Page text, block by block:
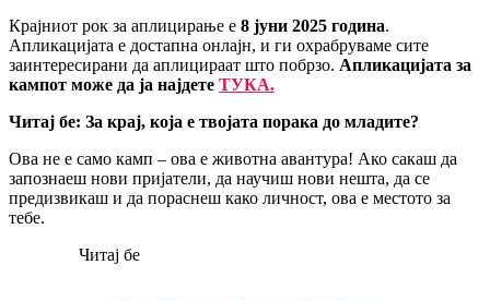
Крајниот рок за аплицирање е 8 јуни 2025 година.
Апликацијата е достапна онлајн, и ги охрабруваме сите
заинтересирани да аплицираат што побрзо. Апликацијата за
кампот може да ја најдете ТУКА.
Читај бе: За крај, која е твојата порака до младите?
Ова не е само камп – ова е животна авантура! Ако сакаш да
запознаеш нови пријатели, да научиш нови нешта, да се
предизвикаш и да пораснеш како личност, ова е местото за
тебе.
Читај бе